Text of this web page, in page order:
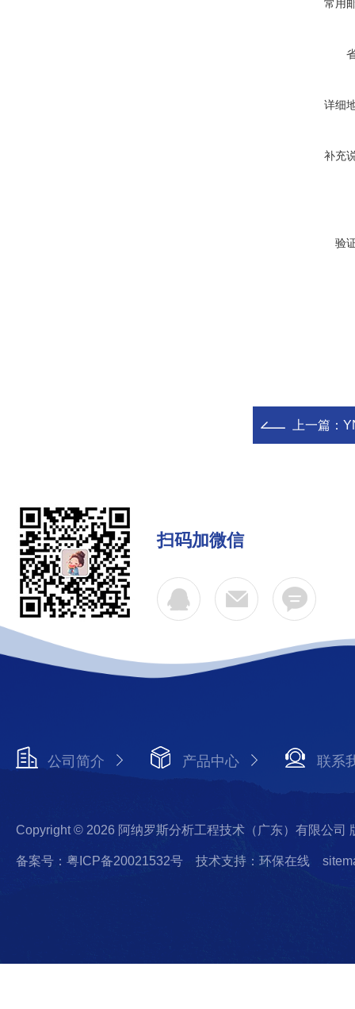
常用
详细
补充
验
上一篇：
扫码加微信
公司简介 产品中心 联系
Copyright © 2026 阿纳罗斯分析工程技术（广东）有限公司
备案号：粤ICP备20021532号 技术支持：环保在线